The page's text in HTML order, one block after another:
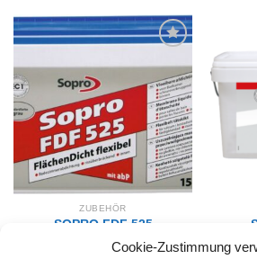
Cookie-Zustimmung
Wunschliste
hinzufügen
ZUBEHÖR
SOPRO FDF 525
FlächenDicht flexibel
5/10/15 kg